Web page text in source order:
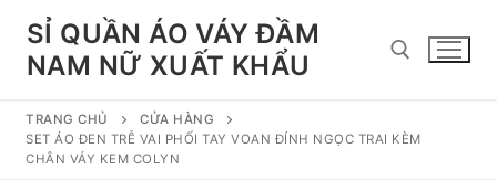
Chuyển
đếnSỈ QUẦN ÁO VÁY ĐẦM
NAM NỮ XUẤT KHẨU
Tìm kiếm cho:
TRANG CHỦ
CỬA HÀNG
SET ÁO ĐEN TRỄ VAI PHỐI TAY VOAN ĐÍNH NGỌC TRAI KÈM
CHÂN VÁY KEM COLYN